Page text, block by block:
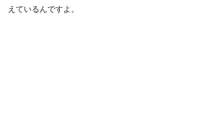
えているんですよ。